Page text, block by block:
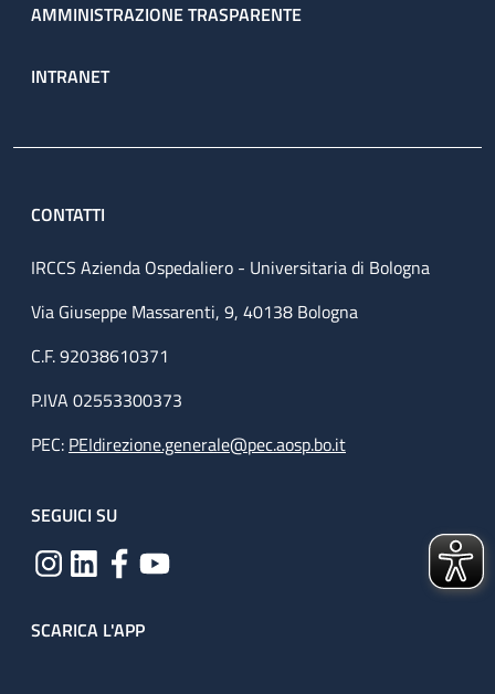
AMMINISTRAZIONE TRASPARENTE
INTRANET
CONTATTI
IRCCS Azienda Ospedaliero - Universitaria di Bologna
Via Giuseppe Massarenti, 9, 40138 Bologna
C.F. 92038610371
P.IVA 02553300373
PEC: PEIdirezione.generale@pec.aosp.bo.it
SEGUICI SU
SCARICA L'APP